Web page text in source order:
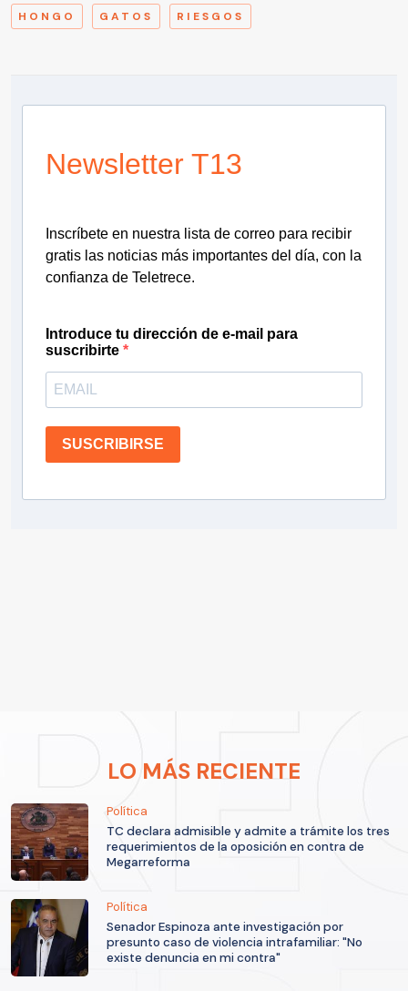
HONGO GATOS RIESGOS
Newsletter T13
Inscríbete en nuestra lista de correo para recibir
gratis las noticias más importantes del día, con la
confianza de Teletrece.
Introduce tu dirección de e-mail para
suscribirte
SUSCRIBIRSE
LO MÁS RECIENTE
Política
TC declara admisible y admite a trámite los tres
requerimientos de la oposición en contra de
Megarreforma
Política
Senador Espinoza ante investigación por
presunto caso de violencia intrafamiliar: "No
existe denuncia en mi contra"